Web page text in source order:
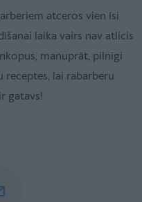
atceros vien īsi
laika vairs nav atlicis
manuprāt, pilnīgi
receptes, lai rabarberu
gatavs!